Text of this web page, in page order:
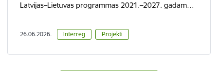
Latvijas–Lietuvas programmas 2021.–2027. gadam…
26.06.2026. Interreg Projekti